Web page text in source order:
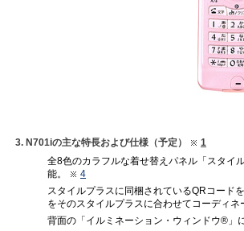
3. N701iの主な特長および仕様（予定）
1
全8色のカラフルな着せ替えパネル「スタイ
能。
4
スタイルプラスに同梱されているQRコード
をそのスタイルプラスに合わせてコーディ
背面の「イルミネーション・ウィンドウ®」